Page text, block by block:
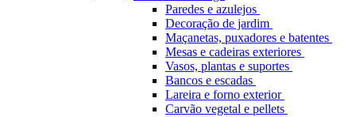
Paredes e azulejos
Decoração de jardim
Maçanetas, puxadores e batentes
Mesas e cadeiras exteriores
Vasos, plantas e suportes
Bancos e escadas
Lareira e forno exterior
Carvão vegetal e pellets